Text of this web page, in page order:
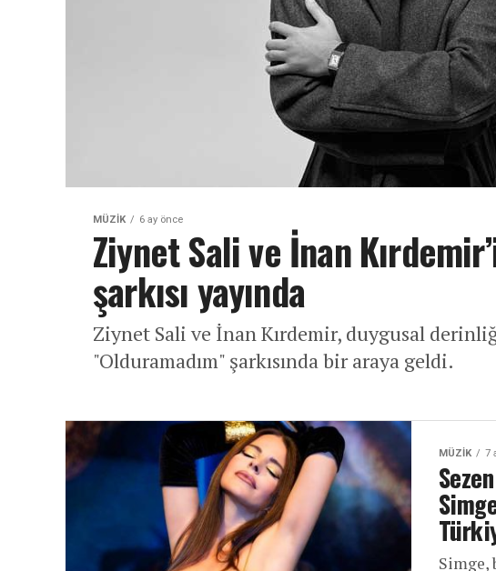
MÜZIK 6 ay önce
Ziynet Sali ve İnan
şarkısı yayında
Ziynet Sali ve İnan Kırdemir, duygusal
"Olduramadım" şarkısında bir araya geldi.
MÜZIK 7
Simge,